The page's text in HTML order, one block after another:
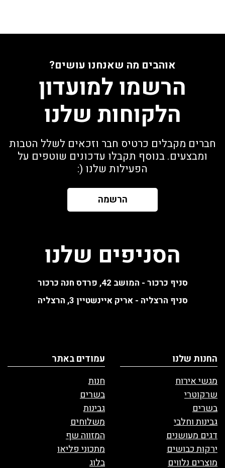
אוהבים מה שאנחנו עושים?
הרשמו למועדון
הלקוחות שלנו
חברים מקבלים כרטיס חבר וזכאים לשלל הטבות
ומבצעים. בנוסף תקבלו עדכונים שוטפים על
הפעילות שלנו (:
הרשמה
הסניפים שלנו
סניף כרכור - המושב 42, פרדס חנה כרכור
סניף הרצליה - אריק איינשטיין 3, הרצליה
החנות שלנו
מגשי אירוח
שרקוטרי
בשרים
גבינות וחלבי
דגים מעושנים
ירקות כבושים
מוצרים נלווים
עמודים באתר
חנות
בשרים
גבינות
משלוחים
המזווה שף
מתכוני פליאו
בלוג